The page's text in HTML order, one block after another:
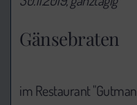
Gänsebraten
im Restaurant